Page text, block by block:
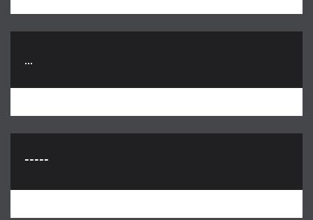
...
-----